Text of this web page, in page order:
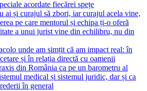
acordate fiecărei spețe
ai și curajul să zbori, iar curajul acela vine,
pe care mentorul și echipa ți-o oferă
a unui jurist vine din echilibru, nu din
unde am simțit că am impact real: în
și în relația directă cu oamenii
din România ca pe un barometru al
medical și sistemul juridic, dar și ca
în general